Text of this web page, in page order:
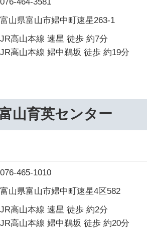
富山県富山市婦中町速星263-1
JR高山本線 速星 徒歩 約7分
JR高山本線 婦中鵜坂 徒歩 約19分
山育英センター
076-465-1010
富山県富山市婦中町速星4区582
JR高山本線 速星 徒歩 約2分
JR高山本線 婦中鵜坂 徒歩 約20分